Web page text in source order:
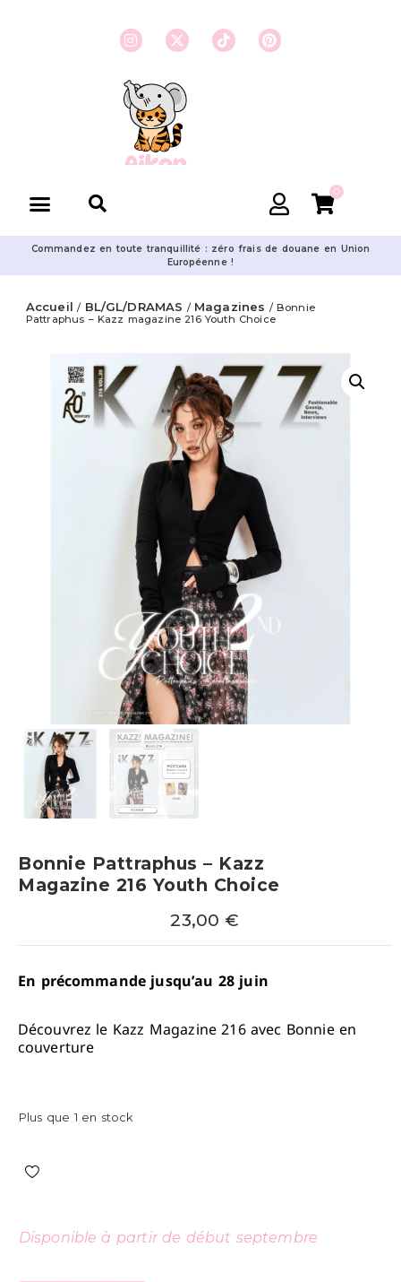
0
Commandez en toute tranquillité : zéro frais de douane en Union
Européenne !
Accueil / BL/GL/DRAMAS / Magazines / Bonnie
Pattraphus – Kazz magazine 216 Youth Choice
Bonnie Pattraphus – Kazz
Magazine 216 Youth Choice
23,00 €
En précommande jusqu’au 28 juin
Découvrez le Kazz Magazine 216 avec Bonnie en
couverture
Plus que 1 en stock
Disponible à partir de début septembre